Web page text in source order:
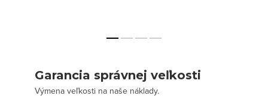
Garancia správnej veľkosti
Výmena veľkosti na naše náklady.